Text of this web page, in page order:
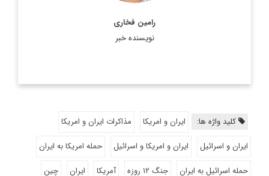
رامین فخاری
نویسنده خبر
کلید واژه ها: ایران و امریکا
مذاکرات ایران و امریکا
ایران و اسرائیل
ایران و امریکا و اسرائیل
حمله امریکا به ایران
حمله اسرائیل به ایران
جنگ ۱۲ روزه آمریکا ایران
چین